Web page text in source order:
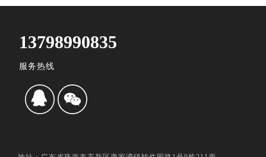
13798990835
服务热线